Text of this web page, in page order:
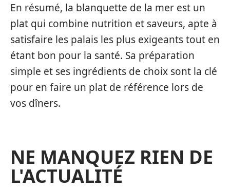
En résumé, la blanquette de la mer est un
plat qui combine nutrition et saveurs, apte à
satisfaire les palais les plus exigeants tout en
étant bon pour la santé. Sa préparation
simple et ses ingrédients de choix sont la clé
pour en faire un plat de référence lors de
vos dîners.
NE MANQUEZ RIEN DE
L'ACTUALITÉ